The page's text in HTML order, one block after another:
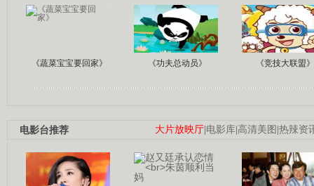
《蔬菜宝宝要回家》 《功夫总动员》 《竞技大联盟》
大片放映厅 电影库 高清美图 热辣资
电影台推荐